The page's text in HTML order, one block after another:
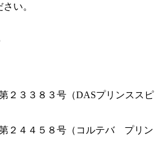
い。
２３３８３号（DASプリンススピ
２４４５８号（コルテバ プリン